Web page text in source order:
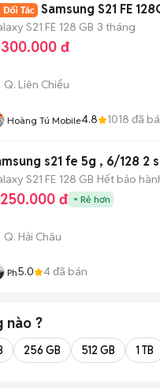
Samsung S21 FE
S21 FE 128 GB 3 tháng
đ
Q. Liên Chiểu
Hoàng Tú Mobile4.8 1018 đã
s21 fe 5g , 6/128 2
S21 FE 128 GB Hết bảo
đ Rẻ hơn
Q. Hải Châu
Ph5.0 4đã bán
nào ?
256 GB 512 GB 1 TB